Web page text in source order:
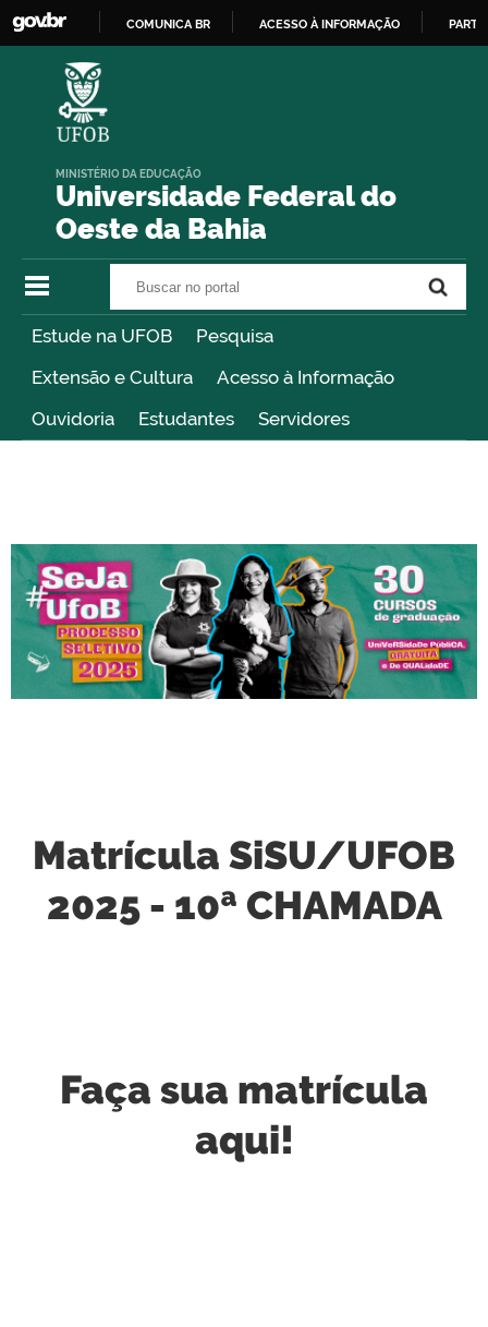
COMUNICA BR ACESSO À INFORMAÇÃO
Universidade Federal do
Oeste da Bahia
MINISTÉRIO DA EDUCAÇÃO
Estude na UFOB
Pesquisa
Extensão e Cultura
Acesso à Informação
Ouvidoria
Estudantes Servidores
Matrícula SiSU/UFOB
2025 - 10ª CHAMADA
Faça sua matrícula
aqui!